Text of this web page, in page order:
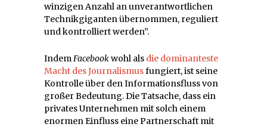
winzigen Anzahl an unverantwortlichen
Technikgiganten übernommen, reguliert
und kontrolliert werden”.
Indem Facebook wohl als die dominanteste
Macht des Journalismusfungiert, ist seine
Kontrolle über den Informationsfluss von
großer Bedeutung. Die Tatsache, dass ein
privates Unternehmen mit solch einem
enormen Einfluss eine Partnerschaft mit